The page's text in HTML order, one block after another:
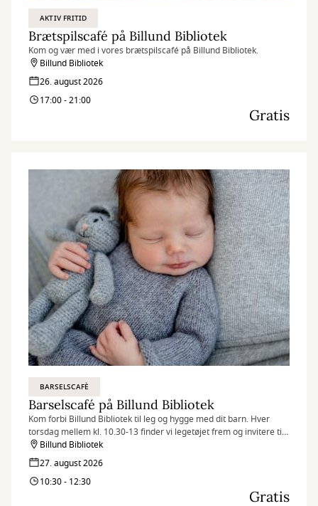
AKTIV FRITID
Brætspilscafé på Billund Bibliotek
Kom og vær med i vores brætspilscafé på Billund Bibliotek.
Billund Bibliotek
26. august 2026
17:00 - 21:00
Gratis
BARSELSCAFÈ
Barselscafé på Billund Bibliotek
Kom forbi Billund Bibliotek til leg og hygge med dit barn. Hver
torsdag mellem kl. 10.30-13 finder vi legetøjet frem og invitere til
Barselscafé.
Billund Bibliotek
27. august 2026
10:30 - 12:30
Gratis